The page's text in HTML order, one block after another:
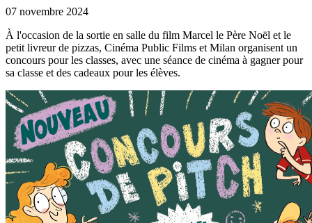
07 novembre 2024
À l'occasion de la sortie en salle du film Marcel le Père Noël et le
petit livreur de pizzas, Cinéma Public Films et Milan organisent un
concours pour les classes, avec une séance de cinéma à gagner pour
sa classe et des cadeaux pour les élèves.